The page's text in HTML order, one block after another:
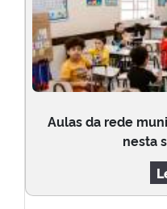
Aulas da rede
nesta